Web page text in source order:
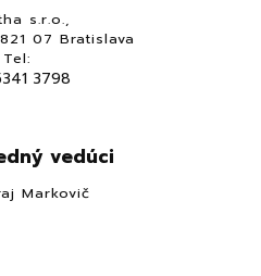
s.r.o.,
07 Bratislava
Tel:
3798
vedúci
Markovič